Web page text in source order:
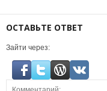
ОСТАВЬТЕ ОТВЕТ
Зайти через: